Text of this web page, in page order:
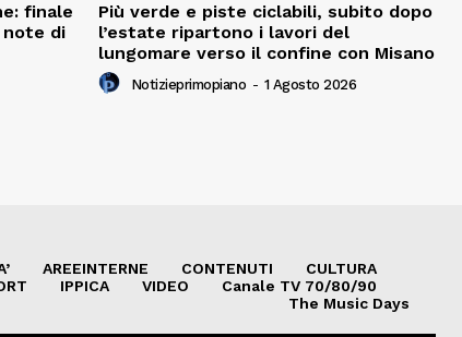
finale
note di
Più verde e piste ciclabili, subito dopo
l’estate ripartono i lavori del
lungomare verso il confine con Misano
Notizieprimopiano - 1 Agosto 2026
AREEINTERNE CONTENUTI
CULTURA
IPPICA VIDEO
Canale TV 70/80/90
The Music Days